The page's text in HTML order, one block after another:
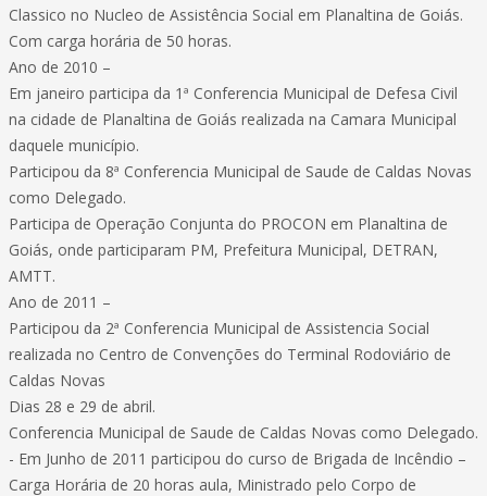
Classico no Nucleo de Assistência Social em Planaltina de Goiás.
Com carga horária de 50 horas.
Ano de 2010 –
Em janeiro participa da 1ª Conferencia Municipal de Defesa Civil
na cidade de Planaltina de Goiás realizada na Camara Municipal
daquele município.
Participou da 8ª Conferencia Municipal de Saude de Caldas Novas
como Delegado.
Participa de Operação Conjunta do PROCON em Planaltina de
Goiás, onde participaram PM, Prefeitura Municipal, DETRAN,
AMTT.
Ano de 2011 –
Participou da 2ª Conferencia Municipal de Assistencia Social
realizada no Centro de Convenções do Terminal Rodoviário de
Caldas Novas
Dias 28 e 29 de abril.
Conferencia Municipal de Saude de Caldas Novas como Delegado.
- Em Junho de 2011 participou do curso de Brigada de Incêndio –
Carga Horária de 20 horas aula, Ministrado pelo Corpo de